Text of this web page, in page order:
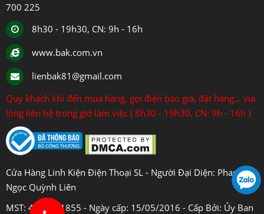
700 225
8h30 - 19h30, CN: 9h - 16h
www.bak.com.vn
lienbak81@gmail.com
Quý khách khi đến mua hàng, gọi điện báo giá, đặt hàng... vui
lòng liên hệ trong giờ làm việc ( 8h30 - 19h30, CN: 9h - 16h )
Cửa Hàng Linh Kiện Điện Thoại SL - Người Đại Diện: Phan
Ngọc Quỳnh Liên
MST: 4108031855 - Ngày cấp: 15/05/2016 - Cấp Bởi: Ủy Ban